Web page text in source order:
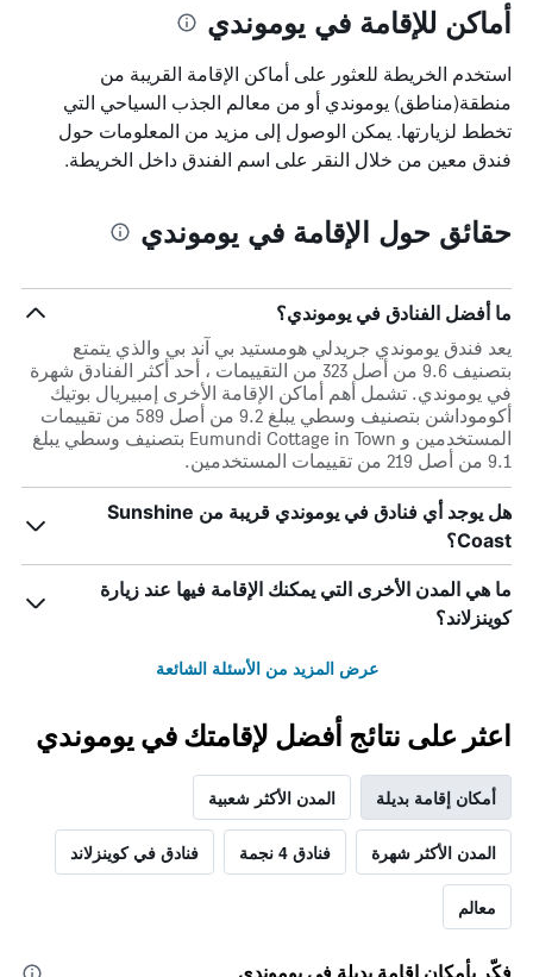
أماكن للإقامة في يوموندي
استخدم الخريطة للعثور على أماكن الإقامة القريبة من
منطقة(مناطق) يوموندي أو من معالم الجذب السياحي التي
تخطط لزيارتها. يمكن الوصول إلى مزيد من المعلومات حول
فندق معين من خلال النقر على اسم الفندق داخل الخريطة.
حقائق حول الإقامة في يوموندي
ما أفضل الفنادق في يوموندي؟
يعد فندق يوموندي جريدلي هومستيد بي آند بي والذي يتمتع
بتصنيف 9.6 من أصل 323 من التقييمات ، أحد أكثر الفنادق شهرة
في يوموندي. تشمل أهم أماكن الإقامة الأخرى إمبيريال بوتيك
أكوموداشن بتصنيف وسطي يبلغ 9.2 من أصل 589 من تقييمات
المستخدمين و Eumundi Cottage in Town بتصنيف وسطي يبلغ
9.1 من أصل 219 من تقييمات المستخدمين.
هل يوجد أي فنادق في يوموندي قريبة من Sunshine
Coast؟
ما هي المدن الأخرى التي يمكنك الإقامة فيها عند زيارة
كوينزلاند؟
عرض المزيد من الأسئلة الشائعة
اعثر على نتائج أفضل لإقامتك في يوموندي
أمكان إقامة بديلة المدن الأكثر شعبية
المدن الأكثر شهرة فنادق 4 نجمة فنادق في كوينزلاند
معالم